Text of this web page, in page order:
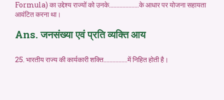
Formula) का उद्देश्य राज्यों को उनके………………..के आधार पर योजना सहायता
आवंटित करना था।
Ans. जनसंख्या एवं प्रति व्यक्ति आय
25. भारतीय राज्य की कार्यकारी शक्ति…………….में निहित होती है।